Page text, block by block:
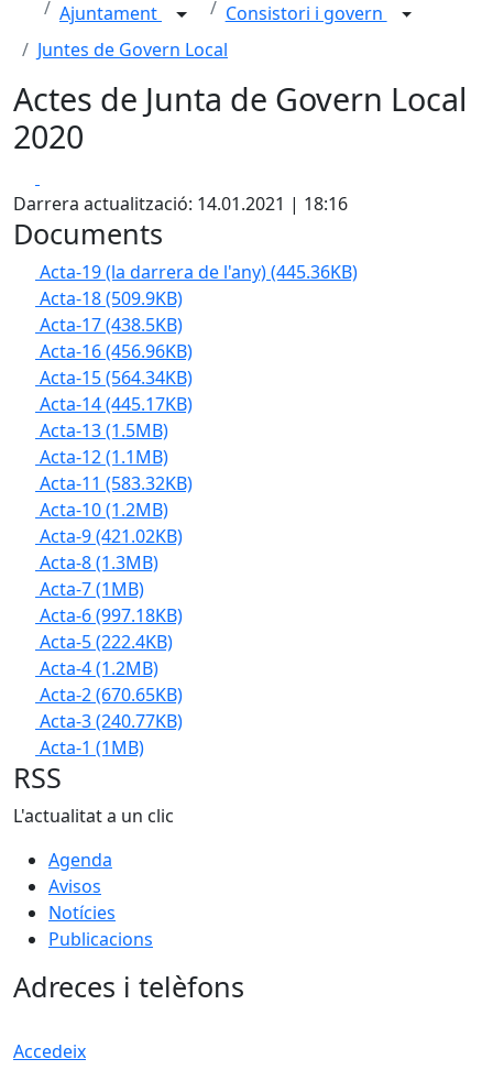
Ajuntament
Consistori i govern
Juntes de Govern Local
Actes de Junta de Govern Local
2020
Darrera actualització: 14.01.2021 | 18:16
Documents
Acta-19 (la darrera de l'any)(445.36KB)
Acta-18(509.9KB)
Acta-17(438.5KB)
Acta-16(456.96KB)
Acta-15(564.34KB)
Acta-14(445.17KB)
Acta-13(1.5MB)
Acta-12(1.1MB)
Acta-11 (583.32KB)
Acta-10(1.2MB)
Acta-9(421.02KB)
Acta-8(1.3MB)
Acta-7(1MB)
Acta-6(997.18KB)
Acta-5(222.4KB)
Acta-4(1.2MB)
Acta-2(670.65KB)
Acta-3(240.77KB)
Acta-1 (1MB)
RSS
L'actualitat a un clic
Agenda
Avisos
Notícies
Publicacions
Adreces i telèfons
Accedeix